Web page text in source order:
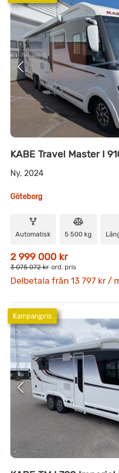
KABE Travel Master I
Ny, 2024
Göteborg
Automatisk 5 500 kg
2 999 000 kr
3 075 072 kr ord. pris
Delbetala från 13 797 kr /
Kampanjpris